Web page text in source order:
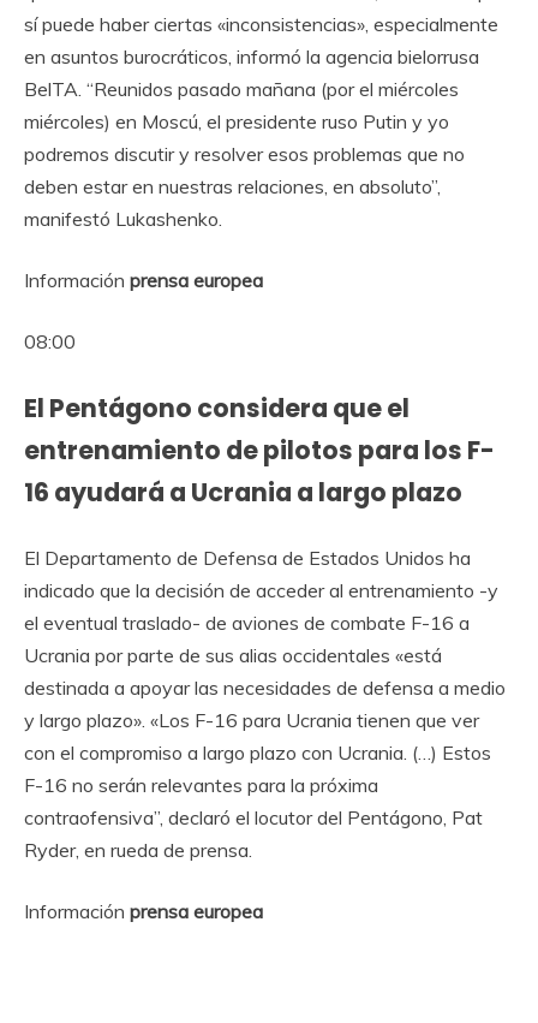
sí puede haber ciertas «inconsistencias», especialmente
en asuntos burocráticos, informó la agencia bielorrusa
BelTA. “Reunidos pasado mañana (por el miércoles
miércoles) en Moscú, el presidente ruso Putin y yo
podremos discutir y resolver esos problemas que no
deben estar en nuestras relaciones, en absoluto”,
manifestó Lukashenko.
Información prensa europea
08:00
El Pentágono considera que el
entrenamiento de pilotos para los F-
16 ayudará a Ucrania a largo plazo
El Departamento de Defensa de Estados Unidos ha
indicado que la decisión de acceder al entrenamiento -y
el eventual traslado- de aviones de combate F-16 a
Ucrania por parte de sus alias occidentales «está
destinada a apoyar las necesidades de defensa a medio
y largo plazo». «Los F-16 para Ucrania tienen que ver
con el compromiso a largo plazo con Ucrania. (…) Estos
F-16 no serán relevantes para la próxima
contraofensiva”, declaró el locutor del Pentágono, Pat
Ryder, en rueda de prensa.
Información prensa europea